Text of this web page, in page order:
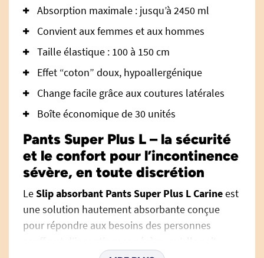
Absorption maximale : jusqu’à 2450 ml
Convient aux femmes et aux hommes
Taille élastique : 100 à 150 cm
Effet “coton” doux, hypoallergénique
Change facile grâce aux coutures latérales
Boîte économique de 30 unités
Pants Super Plus L – la sécurité
et le confort pour l’incontinence
sévère, en toute discrétion
LeSlip absorbant Pants Super Plus L Carineest
une solution hautement absorbante conçue
pour répondre aux besoins des personnes